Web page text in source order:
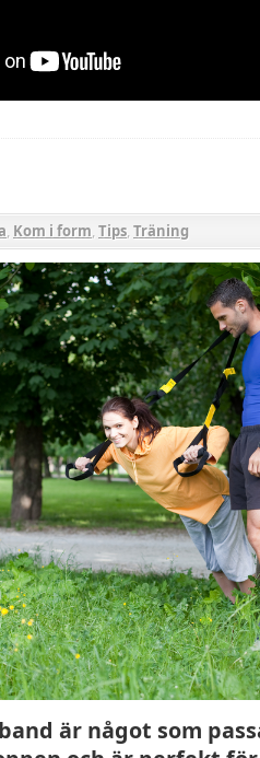
, Kom i form, Tips, Träning
är något som